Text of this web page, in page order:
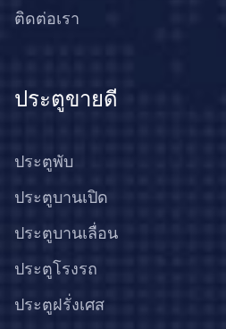
ติดต่อเรา
ประตูขายดี
ประตูพับ
ประตูบานเปิด
ประตูบานเลื่อน
ประตูโรงรถ
ประตูฝรั่งเศส